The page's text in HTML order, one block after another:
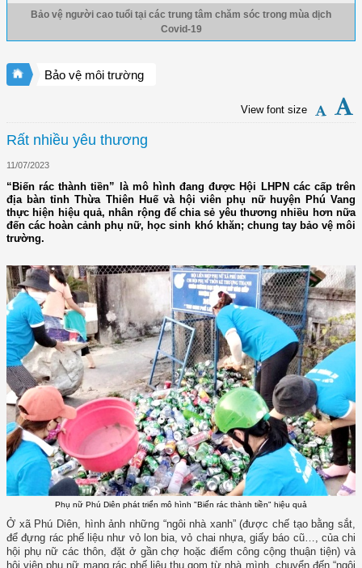
Bảo vệ người cao tuổi tại các trung tâm chăm sóc trong mùa dịch
Covid-19
Bảo vệ môi trường
View font size
Rất nhiều yêu thương
11/07/2023
“Biến rác thành tiền” là mô hình đang được Hội LHPN các cấp trên
địa bàn tỉnh Thừa Thiên Huế và hội viên phụ nữ huyện Phú Vang
thực hiện hiệu quả, nhân rộng để chia sẻ yêu thương nhiều hơn nữa
đến các hoàn cảnh phụ nữ, học sinh khó khăn; chung tay bảo vệ môi
trường.
Phụ nữ Phú Diên phát triển mô hình "Biến rác thành tiền" hiệu quả
Ở xã Phú Diên, hình ảnh những “ngôi nhà xanh” (được chế tạo bằng sắt,
để đựng rác phế liệu như vỏ lon bia, vỏ chai nhựa, giấy báo cũ…, của chi
hội phụ nữ các thôn, đặt ở gần chợ hoặc điểm công cộng thuận tiện) và
hội viên phụ nữ mang rác phế liệu thu gom từ nhà mình, chuyển đến “ngôi